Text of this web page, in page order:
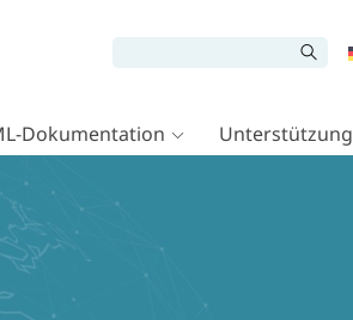
Dokumentation Unterstützung